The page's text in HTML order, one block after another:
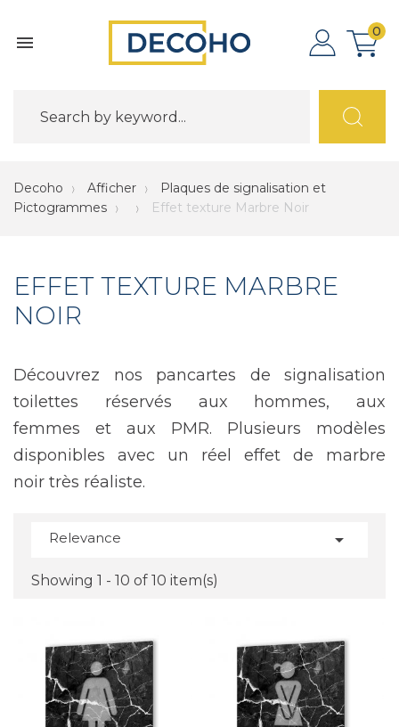

0
Decoho Afficher
Plaques de signalisation et
Pictogrammes
Effet texture Marbre Noir
EFFET TEXTURE MARBRE
NOIR
Découvrez nos pancartes de signalisation
toilettes réservés aux hommes, aux
femmes et aux PMR. Plusieurs modèles
disponibles avec un réel effet de marbre
noir très réaliste.
Relevance 
Showing 1 - 10 of 10 item(s)